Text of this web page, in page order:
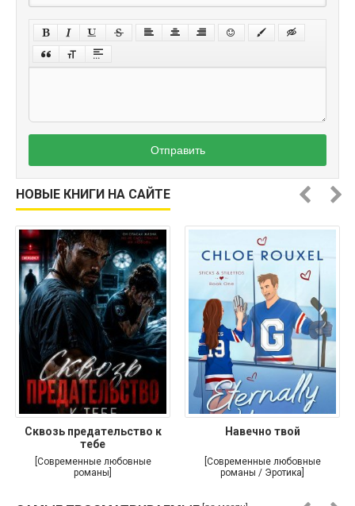
Отправить
НОВЫЕ КНИГИ НА САЙТЕ
Сквозь предательство к
тебе
[Современные любовные
романы]
Навечно твой
[Современные любовные
романы / Эротика]